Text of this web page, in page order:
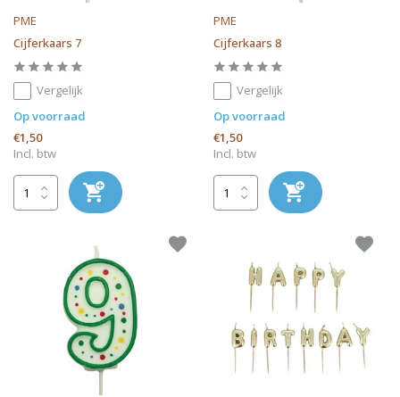
PME
Cijferkaars 7
Vergelijk
Op voorraad
€1,50
Incl. btw
PME
Cijferkaars 8
Vergelijk
Op voorraad
€1,50
Incl. btw